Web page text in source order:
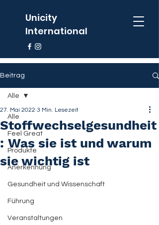
Unicity
International
Beitrag
Alle
Feel Great
Produkte
Anerkennung
Gesundheit und Wissenschaft
Führung
Veranstaltungen
Alle
Stoffwechselgesundheit
: Was sie ist und warum
sie wichtig ist
27. Mai 2022 3 Min. Lesezeit